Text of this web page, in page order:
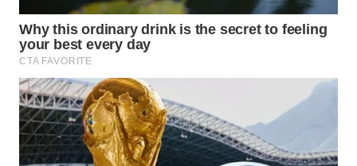
WN
PADANG
LAWAS
WN
SUMEDANG
WN